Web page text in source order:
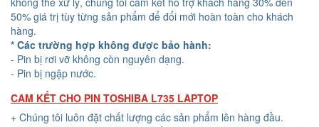
50% giá trị tùy từng sản phẩm để đổi mới hoàn toàn cho khách
hàng.
* Các trường hợp không được bảo hành:
- Pin bị rơi vỡ không còn nguyên dạng.
- Pin bị ngập nước.
CAM KẾT CHO PIN TOSHIBA L735 LAPTOP
+ Chúng tôi luôn đặt chất lượng các sản phẩm lên hàng đầu.